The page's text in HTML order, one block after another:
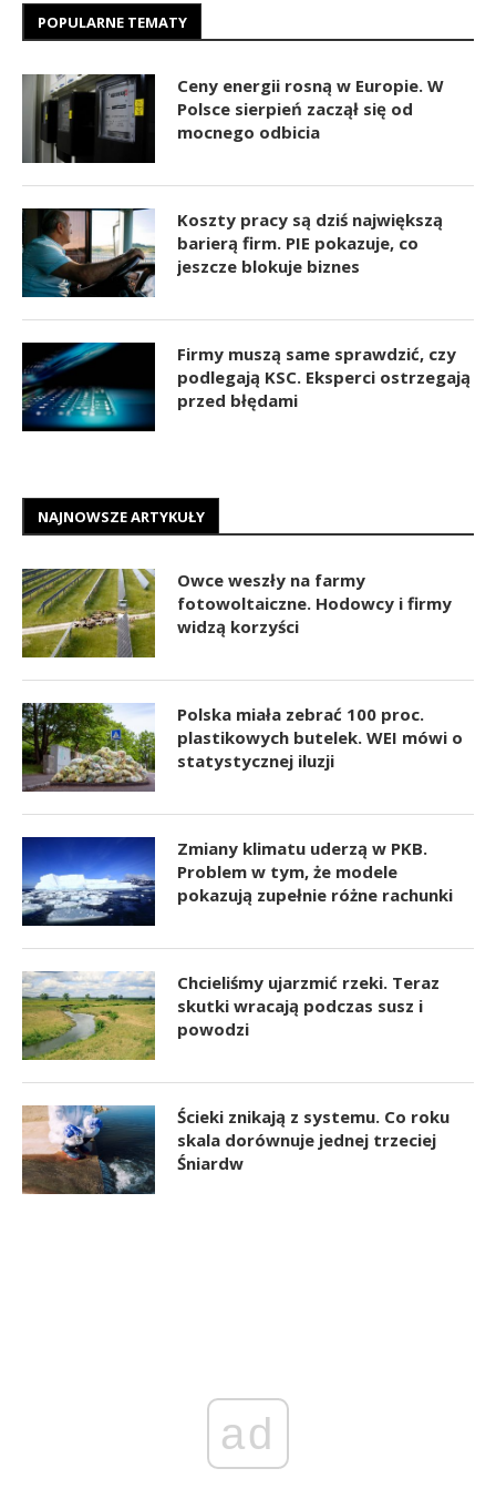
POPULARNE TEMATY
Ceny energii rosną w Europie. W
Polsce sierpień zaczął się od
mocnego odbicia
Koszty pracy są dziś największą
barierą firm. PIE pokazuje, co
jeszcze blokuje biznes
Firmy muszą same sprawdzić, czy
podlegają KSC. Eksperci ostrzegają
przed błędami
NAJNOWSZE ARTYKUŁY
Owce weszły na farmy
fotowoltaiczne. Hodowcy i firmy
widzą korzyści
Polska miała zebrać 100 proc.
plastikowych butelek. WEI mówi o
statystycznej iluzji
Zmiany klimatu uderzą w PKB.
Problem w tym, że modele
pokazują zupełnie różne rachunki
Chcieliśmy ujarzmić rzeki. Teraz
skutki wracają podczas susz i
powodzi
Ścieki znikają z systemu. Co roku
skala dorównuje jednej trzeciej
Śniardw
ad